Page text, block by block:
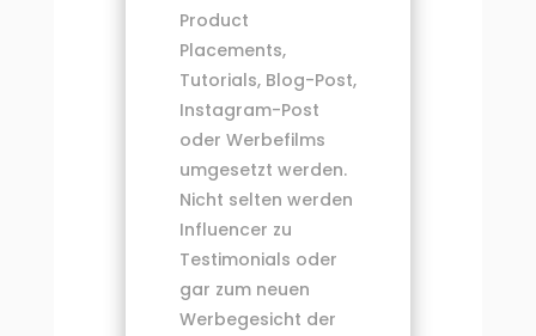
Product
Placements,
Tutorials, Blog-Post,
Instagram-Post
oder Werbefilms
umgesetzt werden.
Nicht selten werden
Influencer zu
Testimonials oder
gar zum neuen
Werbegesicht der